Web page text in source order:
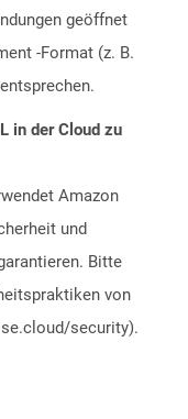
geöffnet
-Format (z. B.
in der Cloud zu
Amazon
und
Bitte
von
security).